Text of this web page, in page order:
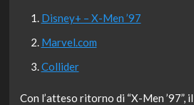
Disney+ – X-Men ’97
Marvel.com
Collider
Con l’atteso ritorno di “X-Men ’97”,